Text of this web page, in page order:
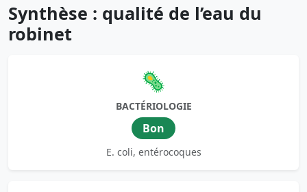
Synthèse : qualité de l’eau du
robinet
🦠
BACTÉRIOLOGIE
Bon
E. coli, entérocoques